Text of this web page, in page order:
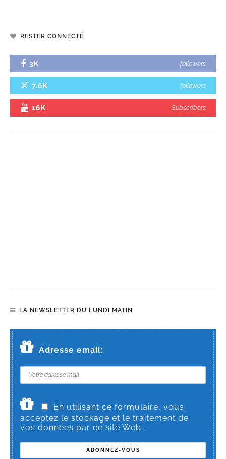
RESTER CONNECTÉ
3K followers
7.6K followers
16K Subscribers
LA NEWSLETTER DU LUNDI MATIN
Adresse email:
En utilisant ce formulaire, vous
acceptez le stockage et le traitement de
vos données par ce site Web.